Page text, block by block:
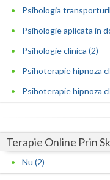
Ilfov
Salaj
Psihologia
Psihologie aplicata in
Psihologie clinica (2)
Psihoterapie hipnoza
Psihoterapie hipnoza
Terapie Online Prin
Nu (2)